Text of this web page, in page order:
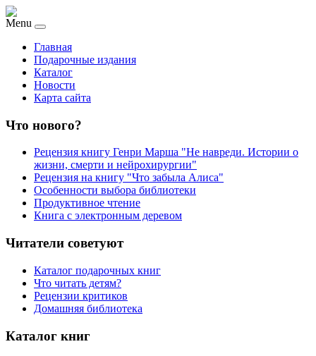
Menu
Главная
Подарочные издания
Каталог
Новости
Карта сайта
Что нового?
Рецензия книгу Генри Марша "Не навреди. Истории о
жизни, смерти и нейрохирургии"
Рецензия на книгу "Что забыла Алиса"
Особенности выбора библиотеки
Продуктивное чтение
Книга с электронным деревом
Читатели советуют
Каталог подарочных книг
Что читать детям?
Рецензии критиков
Домашняя библиотека
Каталог книг